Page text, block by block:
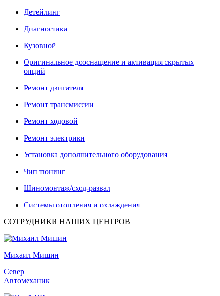
Детейлинг
Диагностика
Кузовной
Оригинальное дооснащение и активация скрытых
опций
Ремонт двигателя
Ремонт трансмиссии
Ремонт ходовой
Ремонт электрики
Установка дополнительного оборудования
Чип тюнинг
Шиномонтаж/сход-развал
Системы отопления и охлаждения
СОТРУДНИКИ НАШИХ ЦЕНТРОВ
Михаил Мишин
Север
Автомеханик